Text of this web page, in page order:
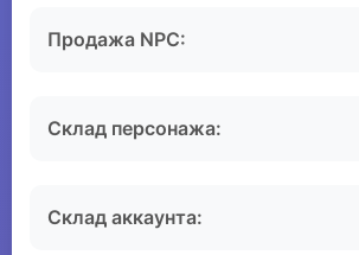
Продажа NPC:
Склад персонажа:
Склад аккаунта: